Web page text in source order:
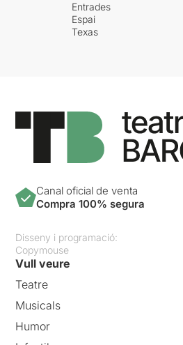
Entrades
Espai
Texas
Canal oficial de venta
Compra 100% segura
Disseny i programació:
Copymouse
Vull veure
Teatre
Musicals
Humor